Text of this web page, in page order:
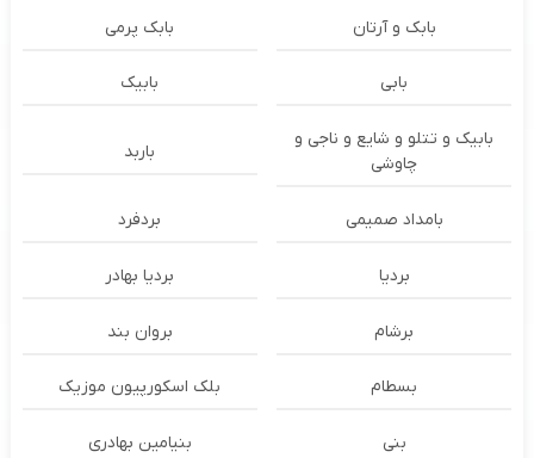
بابک و آرتان بابک پرمی
بابی بابیک
بابیک و تتلو و شایع و ناجی و
چاوشی
باربد
بامداد صمیمی بردفرد
بردیا بردیا بهادر
برشام بروان بند
بسطام بلک اسکورپیون موزیک
بنی بنیامین بهادری